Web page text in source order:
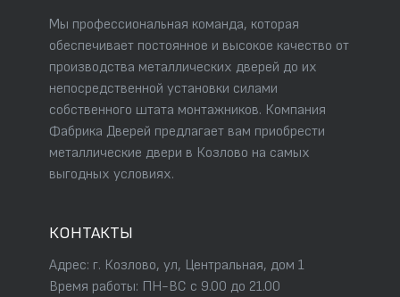
Мы профессиональная команда, которая
обеспечивает постоянное и высокое качество от
производства металлических дверей до их
непосредственной установки силами
собственного штата монтажников. Компания
Фабрика Дверей предлагает вам приобрести
металлические двери в Козлово на самых
выгодных условиях.
КОНТАКТЫ
Адрес: г. Козлово, ул, Центральная, дом 1
Время работы: ПН-ВС с 9.00 до 21.00